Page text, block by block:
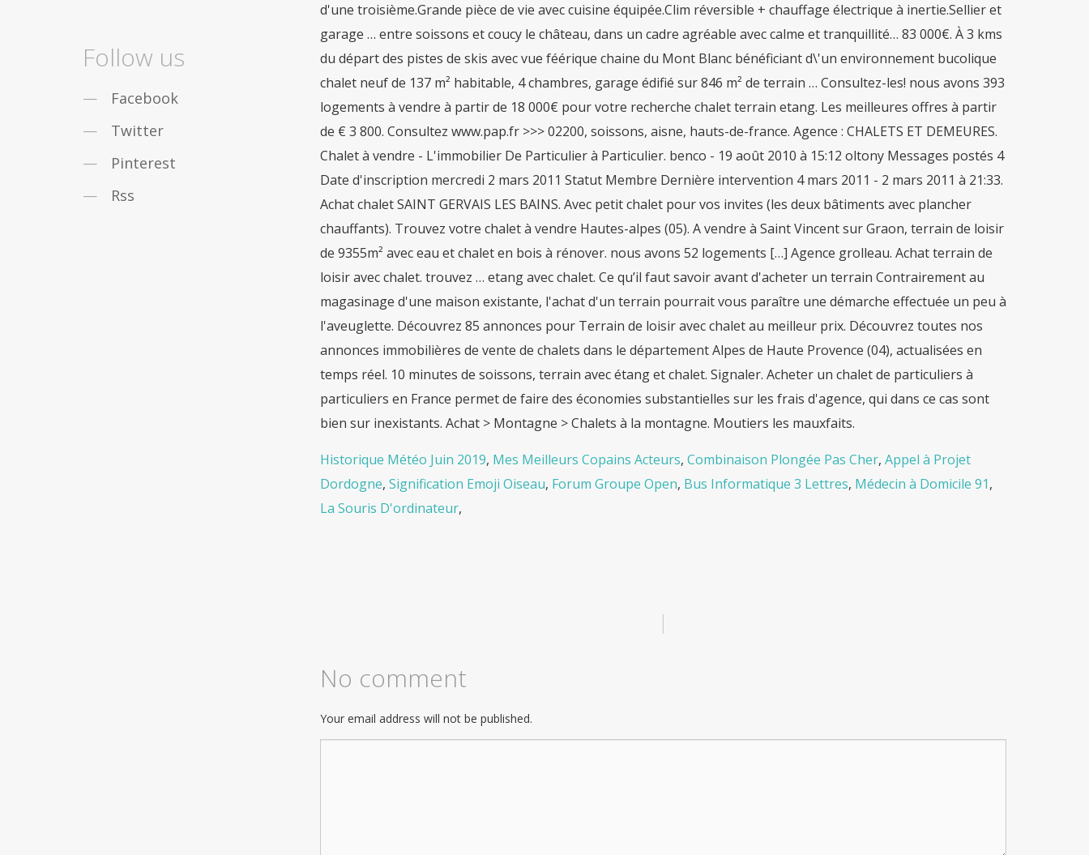
d'une troisième.Grande pièce de vie avec cuisine équipée.Clim réversible + chauffage électrique à inertie.Sellier et
garage … entre soissons et coucy le château, dans un cadre agréable avec calme et tranquillité… 83 000€. À 3 kms
du départ des pistes de skis avec vue féérique chaine du Mont Blanc bénéficiant d\'un environnement bucolique
chalet neuf de 137 m² habitable, 4 chambres, garage édifié sur 846 m² de terrain … Consultez-les! nous avons 393
logements à vendre à partir de 18 000€ pour votre recherche chalet terrain etang. Les meilleures offres à partir
de € 3 800. Consultez www.pap.fr >>> 02200, soissons, aisne, hauts-de-france. Agence : CHALETS ET DEMEURES.
Chalet à vendre - L'immobilier De Particulier à Particulier. benco - 19 août 2010 à 15:12 oltony Messages postés 4
Date d'inscription mercredi 2 mars 2011 Statut Membre Dernière intervention 4 mars 2011 - 2 mars 2011 à 21:33.
Achat chalet SAINT GERVAIS LES BAINS. Avec petit chalet pour vos invites (les deux bâtiments avec plancher
chauffants). Trouvez votre chalet à vendre Hautes-alpes (05). A vendre à Saint Vincent sur Graon, terrain de loisir
de 9355m² avec eau et chalet en bois à rénover. nous avons 52 logements […] Agence grolleau. Achat terrain de
loisir avec chalet. trouvez … etang avec chalet. Ce qu’il faut savoir avant d'acheter un terrain Contrairement au
magasinage d'une maison existante, l'achat d'un terrain pourrait vous paraître une démarche effectuée un peu à
l'aveuglette. Découvrez 85 annonces pour Terrain de loisir avec chalet au meilleur prix. Découvrez toutes nos
annonces immobilières de vente de chalets dans le département Alpes de Haute Provence (04), actualisées en
temps réel. 10 minutes de soissons, terrain avec étang et chalet. Signaler. Acheter un chalet de particuliers à
particuliers en France permet de faire des économies substantielles sur les frais d'agence, qui dans ce cas sont
bien sur inexistants. Achat > Montagne > Chalets à la montagne. Moutiers les mauxfaits.
Historique Météo Juin 2019, Mes Meilleurs Copains Acteurs, Combinaison Plongée Pas Cher, Appel à Projet
Dordogne, Signification Emoji Oiseau, Forum Groupe Open, Bus Informatique 3 Lettres, Médecin à Domicile 91,
La Souris D'ordinateur,
|
No comment
Your email address will not be published.
Follow us
Facebook
Twitter
Pinterest
Rss